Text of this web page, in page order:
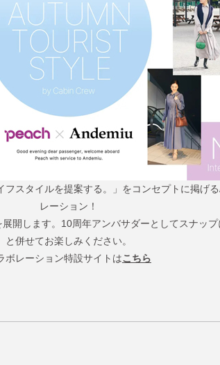
フスタイルを提案する。」をコンセプトに掲げ
レーション！
開します。10周年アンバサダーとしてスナッ
と併せてお楽しみください。
ボレーション特設サイトはこちら